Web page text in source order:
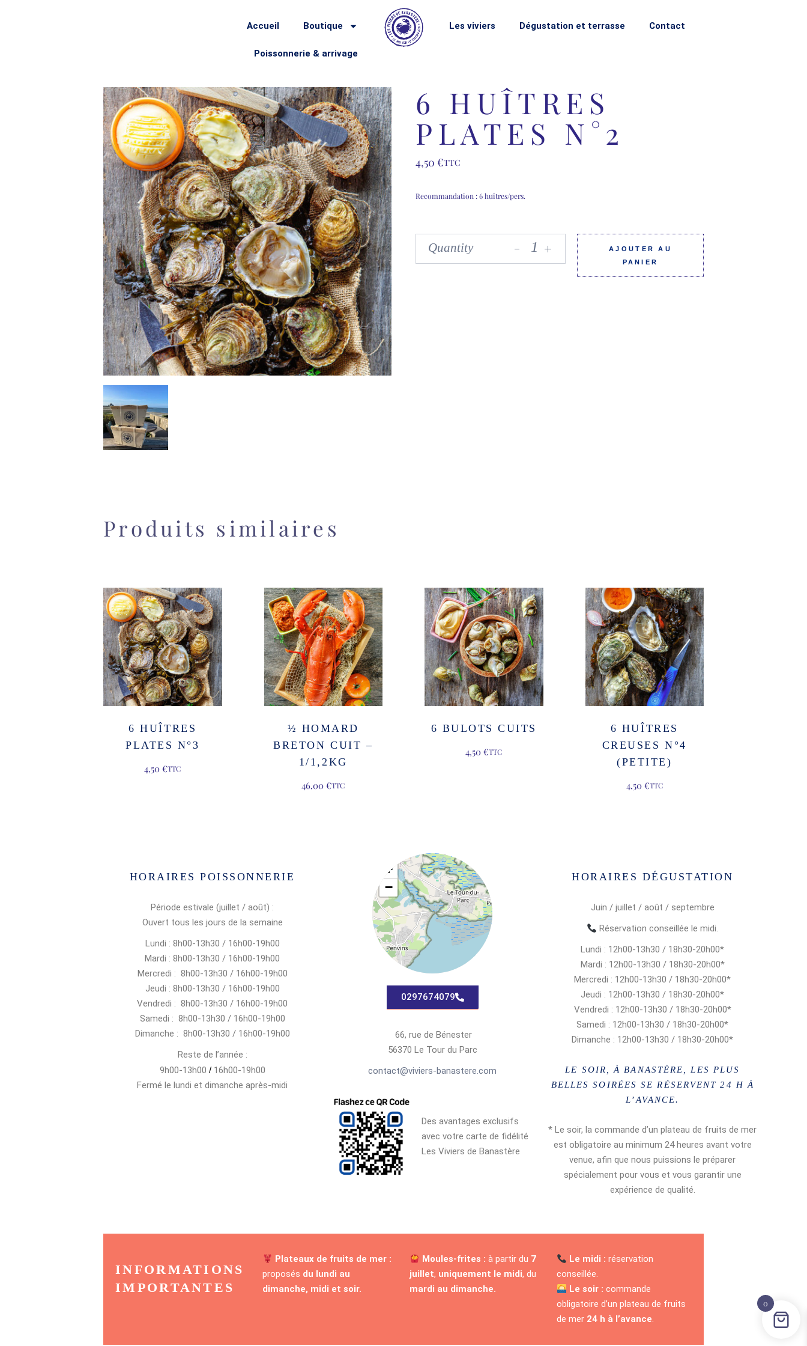
Accueil Boutique
Poissonnerie & arrivage
Les viviers Dégustation et terrasse Contact
6 HUÎTRES
PLATES N°2
4,50 €TTC
Recommandation : 6 huîtres/pers.
Quantity
AJOUTER AU
PANIER
Produits similaires
6 HUÎTRES
PLATES N°3
4,50€TTC
½ HOMARD
BRETON CUIT –
1/1,2KG
46,00€TTC
6 BULOTS CUITS
4,50€TTC
6 HUÎTRES
CREUSES N°4
(PETITE)
4,50 €TTC
HORAIRES POISSONNERIE
Période estivale (juillet / août) :
Ouvert tous les jours de la semaine
Lundi : 8h00-13h30 / 16h00-19h00
Mardi : 8h00-13h30 / 16h00-19h00
Mercredi : 8h00-13h30 / 16h00-19h00
Jeudi : 8h00-13h30 / 16h00-19h00
Vendredi : 8h00-13h30 / 16h00-19h00
Samedi : 8h00-13h30 / 16h00-19h00
Dimanche : 8h00-13h30 / 16h00-19h00
Reste de l’année :
9h00-13h00 / 16h00-19h00
Fermé le lundi et dimanche après-midi
+
−
0297674079
66, rue de Bénester
56370 Le Tour du Parc
contact@viviers-banastere.com
Des avantages exclusifs
avec votre carte de fidélité
Les Viviers de Banastère
HORAIRES DÉGUSTATION
Juin / juillet / août / septembre
Réservation conseillée le midi.
Lundi : 12h00-13h30 / 18h30-20h00*
Mardi : 12h00-13h30 / 18h30-20h00*
Mercredi : 12h00-13h30 / 18h30-20h00*
Jeudi : 12h00-13h30 / 18h30-20h00*
Vendredi : 12h00-13h30 / 18h30-20h00*
Samedi : 12h00-13h30 / 18h30-20h00*
Dimanche : 12h00-13h30 / 18h30-20h00*
LE SOIR, À BANASTÈRE, LES PLUS
BELLES SOIRÉES SE RÉSERVENT 24 H À
L’AVANCE.
* Le soir, la commande d’un plateau de fruits de mer
est obligatoire au minimum 24 heures avant votre
venue, afin que nous puissions le préparer
spécialement pour vous et vous garantir une
expérience de qualité.
INFORMATIONS
IMPORTANTES
Plateaux de fruits de mer :
proposés du lundi au
dimanche, midi et soir.
Moules-frites : à partir du 7
juillet, uniquement le midi, du
mardi au dimanche.
Le midi : réservation
conseillée.
Le soir : commande
obligatoire d’un plateau de fruits
de mer 24 h à l’avance.
0